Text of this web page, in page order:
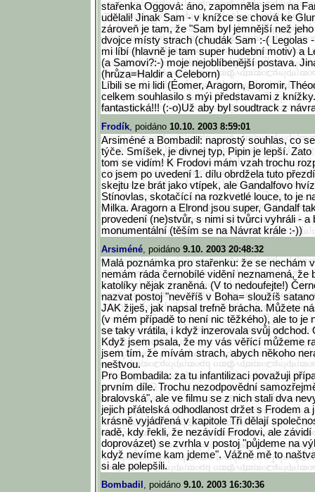
stařenka Oggová: áno, zapomněla jsem na
udělali! Jinak Sam - v knížce se chová ke
zároveň je tam, že "Sam byl jemnější než
dvojce místy strach (chudák Sam :-( Legolas
mi líbí (hlavně je tam super hudební motiv) a
(a Samovi?:-) moje nejoblíbenější postava.
(hrůza=Haldir a Celeborn)
Líbili se mi lidi (Éomer, Aragorn, Boromir,
celkem souhlasilo s mýi představami z
fantastická!!! (:-o)Už aby byl soudtrack z
Frodík, poidáno 10.10. 2003 8:59:01
Arsiméné a Bombadil: naprostý souhlas, co
týče. Smíšek, je divnej typ, Pipin je lepší.
tom se vidím! K Frodovi mám vzah trochu
co jsem po uvedení 1. dílu obrdžela tuto
skejtu lze brát jako vtípek, ale Gandalfovo
Stínovlas, skotačící na rozkvetlé louce, to je
Milka. Aragorn a Elrond jsou super, Gandalf
provedení (ne)stvůr, s nimi si tvůrci vyhráli - a
monumentální (těším se na Návrat krále :-))
Arsiméné, poidáno 9.10. 2003 20:48:32
Malá poznámka pro stařenku: že se nechám
nemám ráda černobílé vidění neznamená, že
katolíky nějak zraněná. (V to nedoufejte!)
nazvat postoj "nevěříš v Boha= sloužíš
JAK žiješ, jak napsal trefně brácha. Můžete
(v mém případě to není nic těžkého), ale to je
se taky vrátila, i když inzerovala svůj odchod.
Když jsem psala, že my vás věřící můžeme
jsem tím, že mívám strach, abych někoho
neštvou.
Pro Bombadila: za tu infantilizaci považuji
prvním díle. Trochu nezodpovědní
bralovská", ale ve filmu se z nich stali dva
jejich přátelská odhodlanost držet s Frodem
krásně vyjádřená v kapitole Tři dělají
radě, kdy řekli, že nezávídí Frodovi, ale
doprovázet) se zvrhla v postoj "půjdeme na
když nevíme kam jdeme". Vážně mě to
si ale polepšili.
Bombadil , poidáno 9.10. 2003 16:30:36